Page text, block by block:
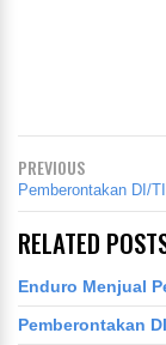
PREVIOUS
Pemberontakan DI/
RELATED
Enduro Menjual
Pemberontakan